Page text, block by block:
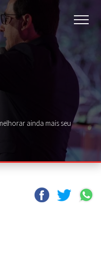
ainda mais seu
FacebookTwitter